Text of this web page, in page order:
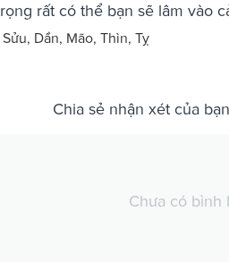
rất có thể bạn sẽ lâm vào
Dần, Mão, Thìn, Tỵ
Chia sẻ nhận xét của bạn
Chưa có bình